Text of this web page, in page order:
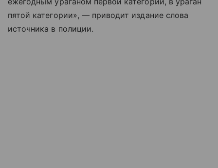
пятой категории», — приводит издание слова
источника в полиции.